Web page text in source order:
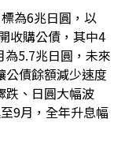
為6兆日圓，以
收購公債，其中4
5.7兆日圓，未來
公債餘額減少速度
跌、日圓大幅波
9月，全年升息幅